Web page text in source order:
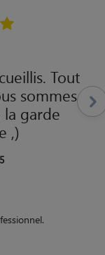
Tout
sommes
la garde
,)